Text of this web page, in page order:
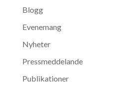
Blogg
Evenemang
Nyheter
Pressmeddelande
Publikationer